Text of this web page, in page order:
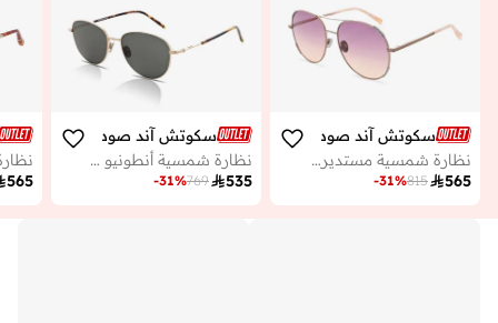
سكوتش آند صودا
نظارة شمسية مستديرة ميلان
565
815
-31%
سكوتش آند صودا
نظارة شمسية أنطونيو أفياتور
535
769
-31%
565